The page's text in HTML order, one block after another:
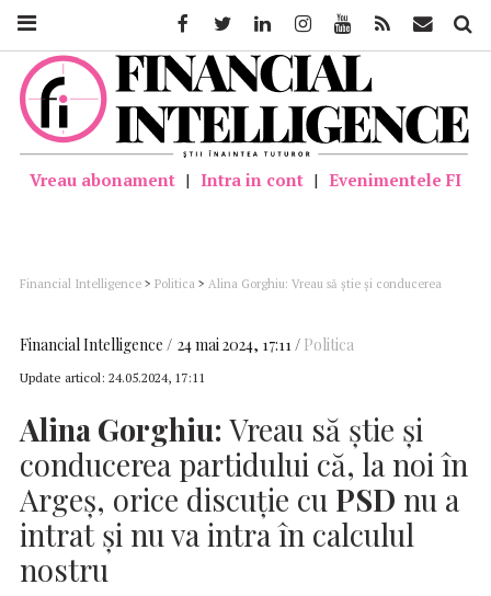
Vreau abonament | Intra in cont | Evenimentele FI
Financial Intelligence > Politica > Alina Gorghiu: Vreau să ştie şi conducerea
Financial Intelligence 24 mai 2024, 17:11 Politica
Update articol: 24.05.2024, 17:11
Alina Gorghiu: Vreau să ştie şi
conducerea partidului că, la noi în
Argeş, orice discuţie cu PSD nu a
intrat şi nu va intra în calculul
nostru
FacebookTwitter LinkedinInstagramYoutube Feed Mail